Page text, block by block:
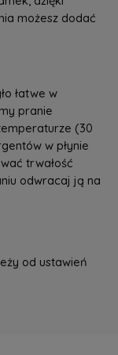
możesz dodać
łatwe w
pranie
(30
w płynie
trwałość
odwracaj ją na
od ustawień